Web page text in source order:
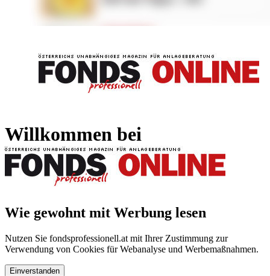
Willkommen bei
Wie gewohnt mit Werbung lesen
Nutzen Sie fondsprofessionell.at mit Ihrer Zustimmung zur
Verwendung von Cookies für Webanalyse und Werbemaßnahmen.
Einverstanden